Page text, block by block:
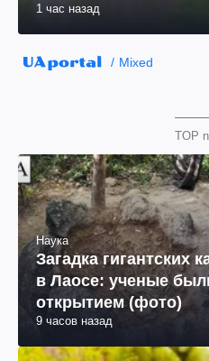
1 час назад
Mixed
TOP
Наука
Загадка гигантских
в Лаосе: ученые
открытием (фото)
9 часов назад